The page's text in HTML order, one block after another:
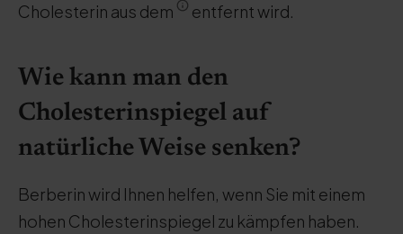
Cholesterin aus dem
entfernt wird.
Wie kann man den
Cholesterinspiegel auf
natürliche Weise senken?
Berberin wird Ihnen helfen, wenn Sie mit einem
hohen Cholesterinspiegel zu kämpfen haben.